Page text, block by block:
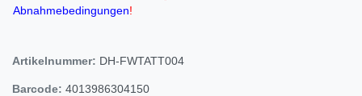
Abnahmebedingungen!
Artikelnummer: DH-FWTATT004
Barcode: 4013986304150